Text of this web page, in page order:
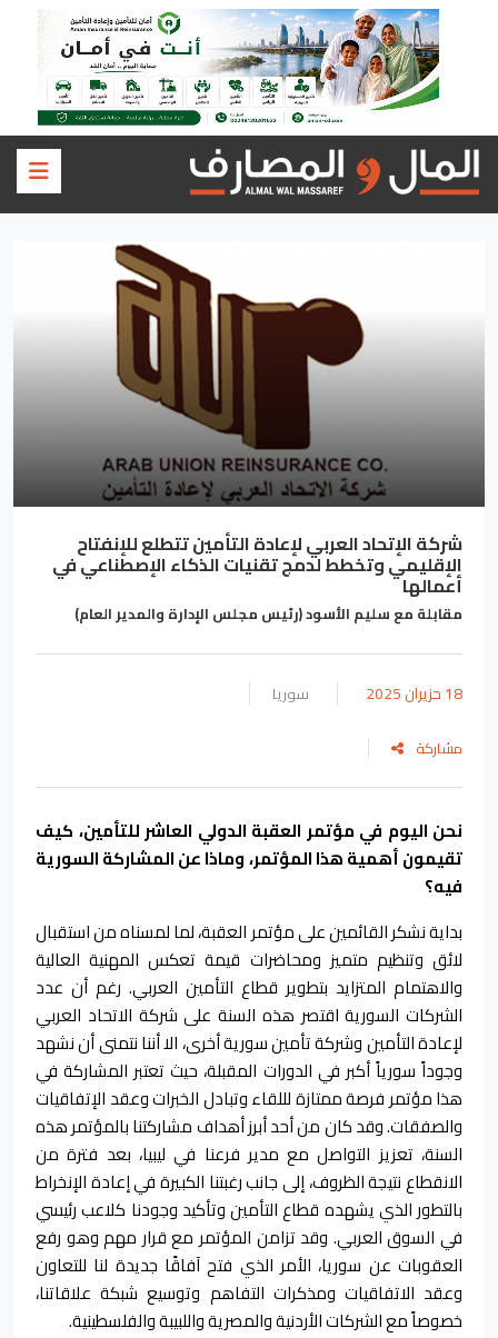
شركة الإتحاد العربي لإعادة التأمين تتطلع للإنفتاح
الإقليمي وتخطط لدمج تقنيات الذكاء الإصطناعي في
أعمالها
مقابلة مع سليم الأسود (رئيس مجلس الإدارة والمدير العام)
18 حزيران 2025 سوريا
مشاركة
نحن اليوم في مؤتمر العقبة الدولي العاشر للتأمين، كيف
تقيمون أهمية هذا المؤتمر، وماذا عن المشاركة السورية
فيه؟
بداية نشكر القائمين على مؤتمر العقبة، لما لمسناه من استقبال
لائق وتنظيم متميز ومحاضرات قيمة تعكس المهنية العالية
والاهتمام المتزايد بتطوير قطاع التأمين العربي. رغم أن عدد
الشركات السورية اقتصر هذه السنة على شركة الاتحاد العربي
لإعادة التأمين وشركة تأمين سورية أخرى، الا أننا نتمنى أن نشهد
وجوداً سورياً أكبر في الدورات المقبلة، حيث تعتبر المشاركة في
هذا مؤتمر فرصة ممتازة لللقاء وتبادل الخبرات وعقد الإتفاقيات
والصفقات. وقد كان من أحد أبرز أهداف مشاركتنا بالمؤتمر هذه
السنة، تعزيز التواصل مع مدير فرعنا في ليبيا، بعد فترة من
الانقطاع نتيجة الظروف، إلى جانب رغبتنا الكبيرة في إعادة الإنخراط
بالتطور الذي يشهده قطاع التأمين وتأكيد وجودنا كلاعب رئيسي
في السوق العربي. وقد تزامن المؤتمر مع قرار مهم وهو رفع
العقوبات عن سوريا، الأمر الذي فتح آفاقًا جديدة لنا للتعاون
وعقد الاتفاقيات ومذكرات التفاهم وتوسيع شبكة علاقاتنا،
خصوصاً مع الشركات الأردنية والمصرية واللبيبة والفلسطينية.